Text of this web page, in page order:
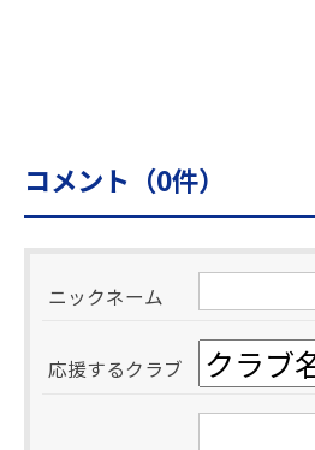
コメント（0件）
ニックネーム
応援するクラブ